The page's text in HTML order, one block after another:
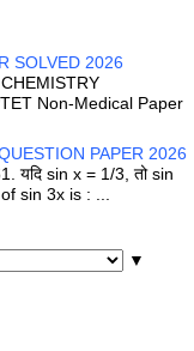
SOLVED 2026
Non-Medical Paper
PAPER 2026
यदि sin x = 1/3, तो sin
sin 3x is : ...
▼